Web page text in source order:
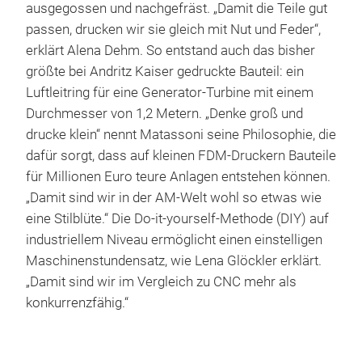
ausgegossen und nachgefräst. „Damit die Teile gut
passen, drucken wir sie gleich mit Nut und Feder“,
erklärt Alena Dehm. So entstand auch das bisher
größte bei Andritz Kaiser gedruckte Bauteil: ein
Luftleitring für eine Generator-Turbine mit einem
Durchmesser von 1,2 Metern. „Denke groß und
drucke klein“ nennt Matassoni seine Philosophie, die
dafür sorgt, dass auf kleinen FDM-Druckern Bauteile
für Millionen Euro teure Anlagen entstehen können.
„Damit sind wir in der AM-Welt wohl so etwas wie
eine Stilblüte.“ Die Do-it-yourself-Methode (DIY) auf
industriellem Niveau ermöglicht einen einstelligen
Maschinenstundensatz, wie Lena Glöckler erklärt.
„Damit sind wir im Vergleich zu CNC mehr als
konkurrenzfähig.“